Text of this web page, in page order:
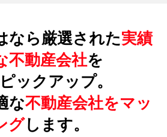
なら厳選された実績
不動産会社を
ックアップ。
な不動産会社をマッ
グします。